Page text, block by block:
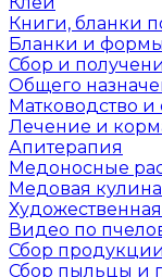
Книги, бланки
Бланки и формы
Сбор и
Общего
Матководство и
Лечение и
Апитерапия
Медоносные
Медовая
Видео по
Сбор
Сбор пыльцы и